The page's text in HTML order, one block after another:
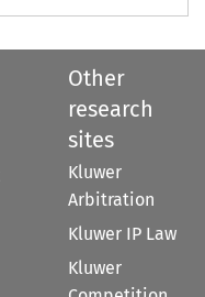
Other
research
sites
Kluwer
Arbitration
Kluwer IP Law
Kluwer